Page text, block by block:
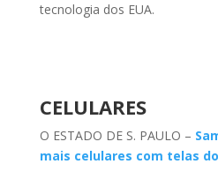
tecnologia dos EUA.
CELULARES
O ESTADO DE S. PAULO –
mais celulares com telas